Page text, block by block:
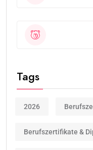
Tags
2026
Berufszertifikate &